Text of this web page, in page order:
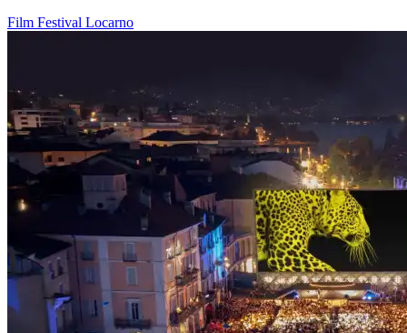
Film Festival Locarno